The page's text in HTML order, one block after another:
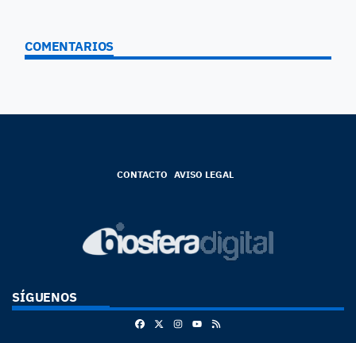
COMENTARIOS
CONTACTO AVISO LEGAL
SÍGUENOS
FacebookInstagram